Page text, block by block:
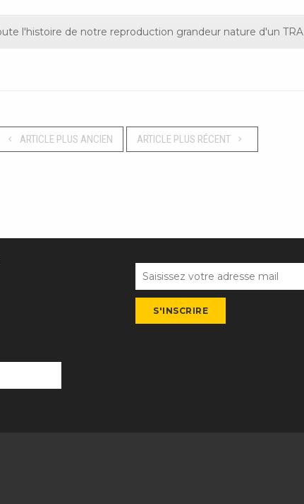
l'histoire de notre reproduction grandeur nature d'un TRA
ARTICLE PLUS ANCIEN ARTICLE PLUS RÉCENT